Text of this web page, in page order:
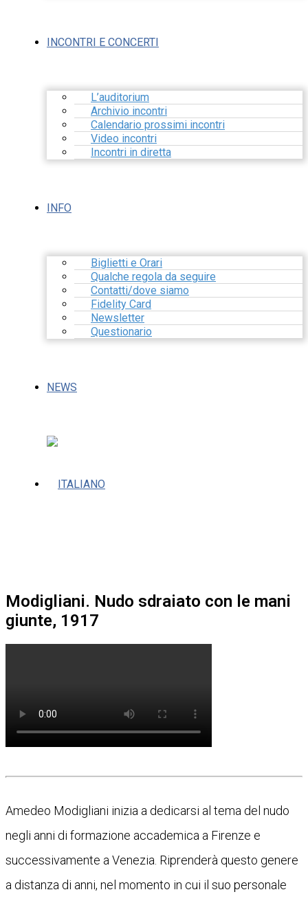
INCONTRI E CONCERTI
L’auditorium
Archivio incontri
Calendario prossimi incontri
Video incontri
Incontri in diretta
INFO
Biglietti e Orari
Qualche regola da seguire
Contatti/dove siamo
Fidelity Card
Newsletter
Questionario
NEWS
Modigliani. Nudo sdraiato con le mani
giunte, 1917
Amedeo Modigliani inizia a dedicarsi al tema del nudo
negli anni di formazione accademica a Firenze e
successivamente a Venezia. Riprenderà questo genere
a distanza di anni, nel momento in cui il suo personale